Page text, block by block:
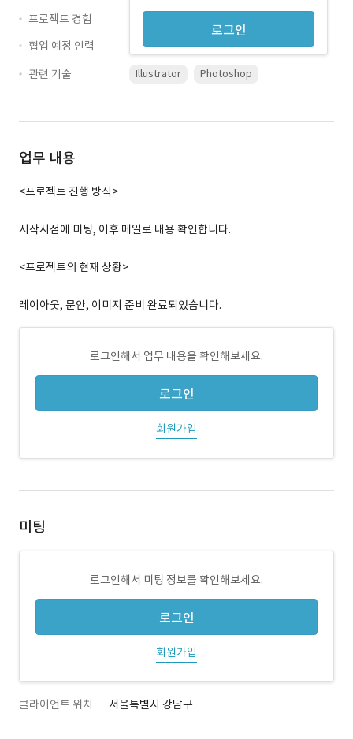
로그인
프로젝트 경험
협업 예정 인력
관련 기술
Illustrator Photoshop
업무 내용
<프로젝트 진행 방식>
시작시점에 미팅, 이후 메일로 내용 확인합니다.
<프로젝트의 현재 상황>
레이아웃, 문안, 이미지 준비 완료되었습니다.
로그인해서 업무 내용을 확인해보세요.
로그인
회원가입
미팅
로그인해서 미팅 정보를 확인해보세요.
로그인
회원가입
클라이언트 위치 서울특별시 강남구